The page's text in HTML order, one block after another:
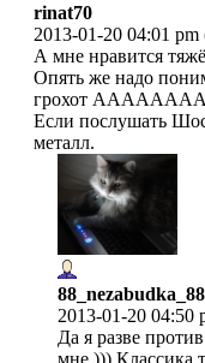
rinat70
2013-01-20 04:01
А мне нравится
Опять же надо
грохот
Если послушать
металл.
88_nezabudka_88
2013-01-20 04:50
Да я разве
мне ))) Классика